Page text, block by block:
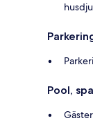
Pool,